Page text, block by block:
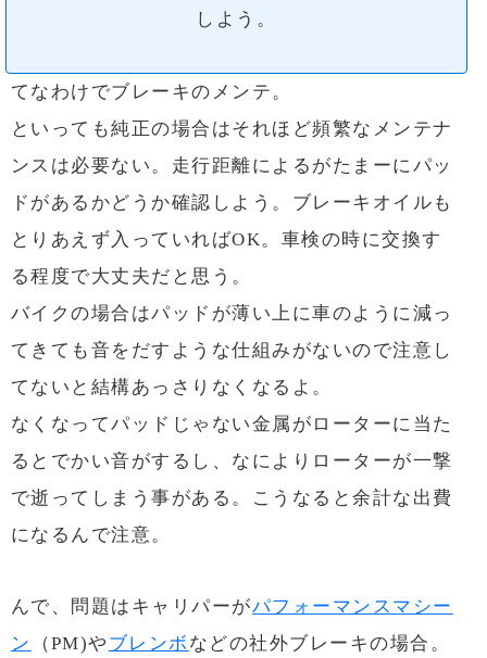
しよう。
てなわけでブレーキのメンテ。
といっても純正の場合はそれほど頻繁なメンテナ
ンスは必要ない。走行距離によるがたまーにパッ
ドがあるかどうか確認しよう。ブレーキオイルも
とりあえず入っていればOK。車検の時に交換す
る程度で大丈夫だと思う。
バイクの場合はパッドが薄い上に車のように減っ
てきても音をだすような仕組みがないので注意し
てないと結構あっさりなくなるよ。
なくなってパッドじゃない金属がローターに当た
るとでかい音がするし、なによりローターが一撃
で逝ってしまう事がある。こうなると余計な出費
になるんで注意。
んで、問題はキャリパーがパフォーマンスマシー
ン
（PM)や ブレンボ などの社外ブレーキの場合。